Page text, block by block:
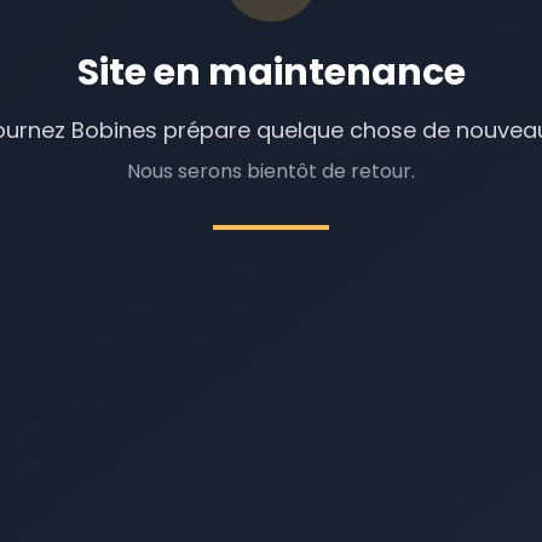
Site en maintenance
Bobines prépare quelque chose de
Nous serons bientôt de retour.